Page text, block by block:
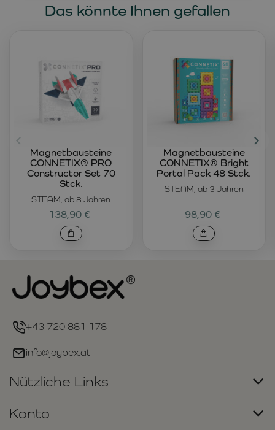
Das könnte Ihnen gefallen
STEAM, ab 8 Jahren
Magnetbausteine
CONNETIX® PRO
Constructor Set 70
Stck.
138,90 €
STEAM, ab 3 Jahren
Magnetbausteine
CONNETIX® Bright
Portal Pack 48 Stck.
98,90 €
+43 720 881 178
info@joybex.at
Nützliche Links
Konto